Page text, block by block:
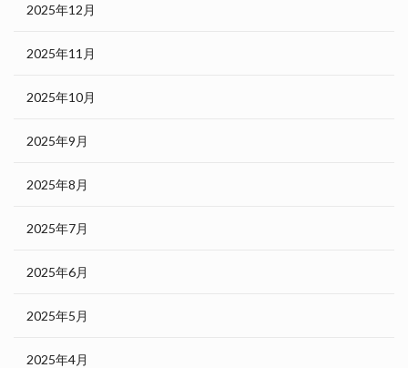
2025年12月
2025年11月
2025年10月
2025年9月
2025年8月
2025年7月
2025年6月
2025年5月
2025年4月